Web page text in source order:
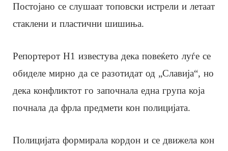
Постојано се слушаат топовски истрели и летаат
стаклени и пластични шишиња.
Репортерот Н1 известува дека повеќето луѓе се
обиделе мирно да се разотидат од „Славија“, но
дека конфликтот го започнала една група која
почнала да фрла предмети кон полицијата.
Полицијата формирала кордон и се движела кон